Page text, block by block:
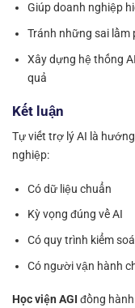
Giúp doanh nghiệp
Tránh những sai lầm
Xây dựng hệ thống
quả
Kết luận
Tự viết trợ lý AI là
nghiệp:
Có dữ liệu chuẩn
Kỳ vọng đúng về AI
Có quy trình kiểm
Có người vận hành
Học viện AGI đồng